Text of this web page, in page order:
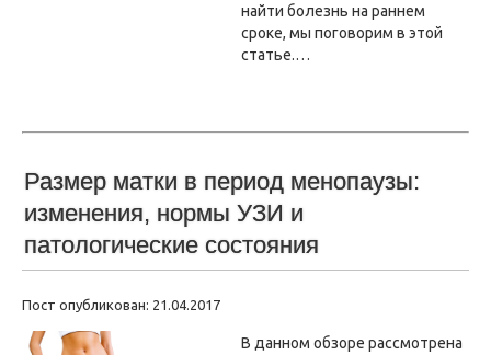
найти болезнь на раннем
сроке, мы поговорим в этой
статье.…
Размер матки в период менопаузы:
изменения, нормы УЗИ и
патологические состояния
Пост опубликован: 21.04.2017
В данном обзоре рассмотрена